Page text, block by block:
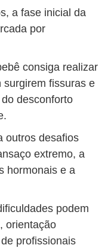
a fase inicial da
por
consiga realizar
surgirem fissuras e
desconforto
outros desafios
extremo, a
hormonais e a
podem
orientação
profissionais